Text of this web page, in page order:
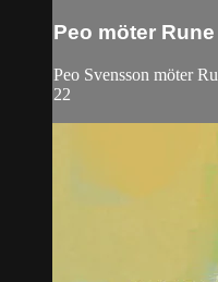
Peo möter
Peo Svensson möter
22